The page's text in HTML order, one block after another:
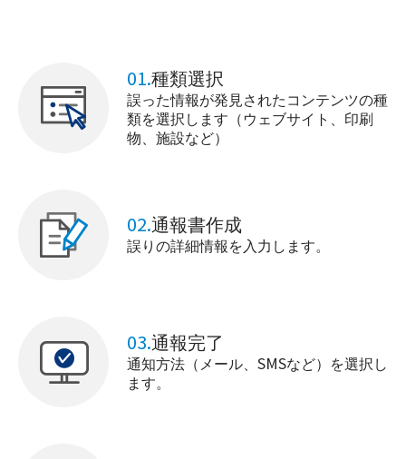
01.種類選択
誤った情報が発見されたコンテンツの種
類を選択します（ウェブサイト、印刷
物、施設など）
02.通報書作成
誤りの詳細情報を入力します。
03.通報完了
通知方法（メール、SMSなど）を選択し
ます。